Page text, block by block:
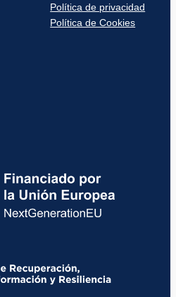
Política de privacidad
Política de Cookies